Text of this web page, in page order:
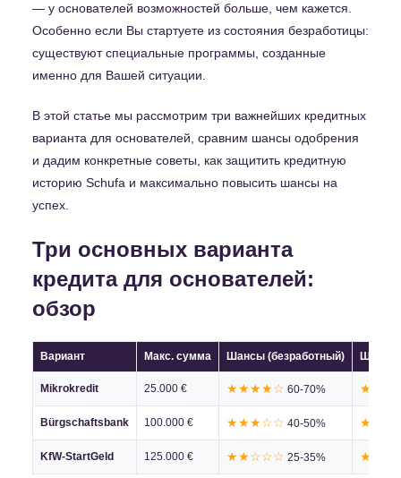
— у основателей возможностей больше, чем кажется.
Особенно если Вы стартуете из состояния безработицы:
существуют специальные программы, созданные
именно для Вашей ситуации.
В этой статье мы рассмотрим три важнейших кредитных
варианта для основателей, сравним шансы одобрения
и дадим конкретные советы, как защитить кредитную
историю Schufa и максимально повысить шансы на
успех.
Три основных варианта
кредита для основателей:
обзор
Вариант Макс. сумма Шансы (безработный) Шансы
Mikrokredit 25.000 € ★★★★☆ 60-70%
Bürgschaftsbank 100.000 € ★★★☆☆ 40-50%
KfW-StartGeld 125.000 € ★★☆☆☆ 25-35%